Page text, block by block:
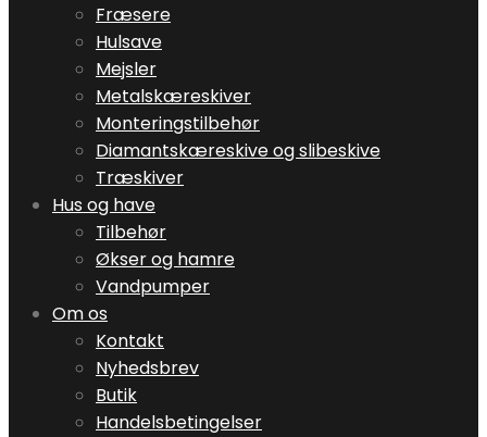
Fræsere
Hulsave
Mejsler
Metalskæreskiver
Monteringstilbehør
Diamantskæreskive og slibeskive
Træskiver
Hus og have
Tilbehør
Økser og hamre
Vandpumper
Om os
Kontakt
Nyhedsbrev
Butik
Handelsbetingelser